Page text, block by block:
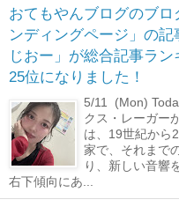
おてもやんブログのブロ
ンディングページ」の記
じおー」が総合記事ラン
25位になりました！
5/11 (Mon)
クス・レーガー
は、19世紀から
家で、それまで
り、新しい音響
右下傾向にあ...